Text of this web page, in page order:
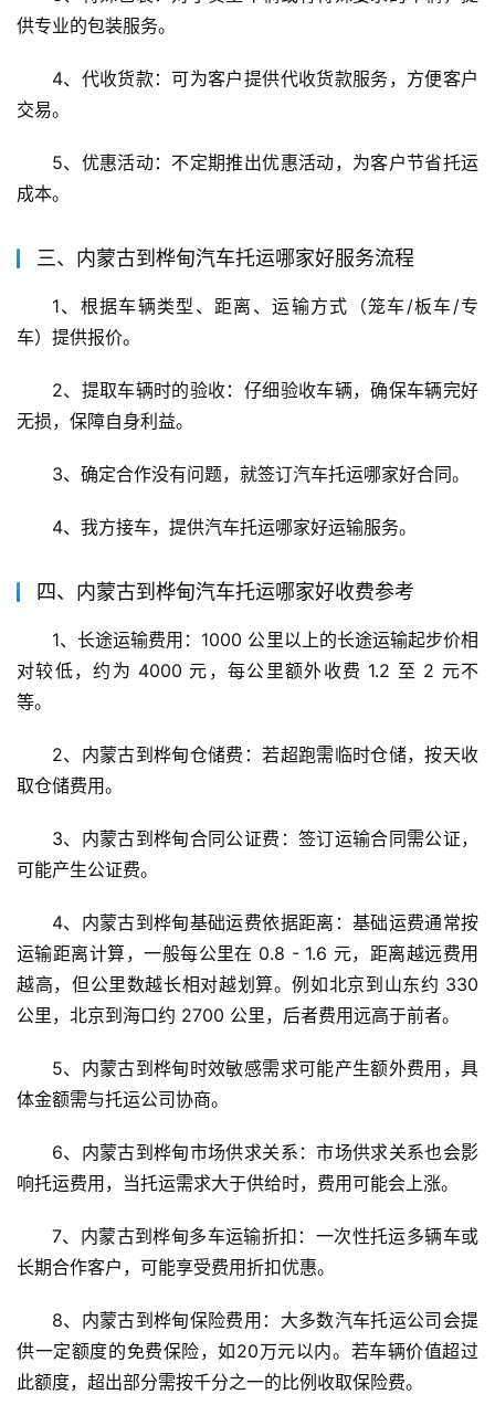
供专业的包装服务。
4、代收货款：可为客户提供代收货款服务，方便客户
交易。
5、优惠活动：不定期推出优惠活动，为客户节省托运
成本。
三、内蒙古到桦甸汽车托运哪家好服务流程
1、根据车辆类型、距离、运输方式（笼车/板车/专
车）提供报价。
2、提取车辆时的验收：仔细验收车辆，确保车辆完好
无损，保障自身利益。
3、确定合作没有问题，就签订汽车托运哪家好合同。
4、我方接车，提供汽车托运哪家好运输服务。
四、内蒙古到桦甸汽车托运哪家好收费参考
1、长途运输费用：1000 公里以上的长途运输起步价相
对较低，约为 4000 元，每公里额外收费 1.2 至 2 元不
等。
2、内蒙古到桦甸仓储费：若超跑需临时仓储，按天收
取仓储费用。
3、内蒙古到桦甸合同公证费：签订运输合同需公证，
可能产生公证费。
4、内蒙古到桦甸基础运费依据距离：基础运费通常按
运输距离计算，一般每公里在 0.8 - 1.6 元，距离越远费用
越高，但公里数越长相对越划算。例如北京到山东约 330
公里，北京到海口约 2700 公里，后者费用远高于前者。
5、内蒙古到桦甸时效敏感需求可能产生额外费用，具
体金额需与托运公司协商。
6、内蒙古到桦甸市场供求关系：市场供求关系也会影
响托运费用，当托运需求大于供给时，费用可能会上涨。
7、内蒙古到桦甸多车运输折扣：一次性托运多辆车或
长期合作客户，可能享受费用折扣优惠。
8、内蒙古到桦甸保险费用：大多数汽车托运公司会提
供一定额度的免费保险，如20万元以内。若车辆价值超过
此额度，超出部分需按千分之一的比例收取保险费。